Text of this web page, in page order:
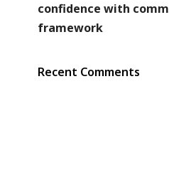
confidence with
framework
Recent Comments